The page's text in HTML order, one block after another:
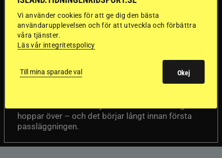
Första stegen mot
en internationell
passhäst
Att rida pass på hög nivå handlar om
hoppar över – och det börjar långt innan första
passläggningen.
Vi använder cookies för att ge dig den bästa
användarupplevelsen och för att utveckla och förbättra
våra tjänster.
Läs vår integritetspolicy
Till mina sparade val Okej